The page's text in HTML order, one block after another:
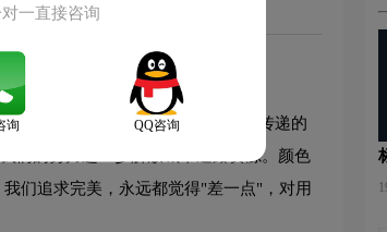
的笑脸一样，这正是我们一直希望传递的
们的努力进一步解放城市道路资源。颜色
们追求完美，永远都觉得"差一点"，对用
一直接咨询
询 QQ咨询